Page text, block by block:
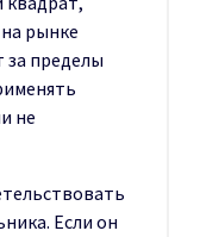
рынке
за пределы
не
Если он